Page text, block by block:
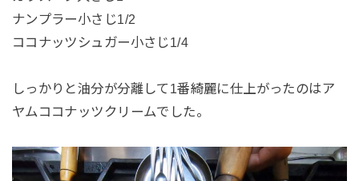
ナンプラー小さじ1/2
ココナッツシュガー小さじ1/4
しっかりと油分が分離して1番綺麗に仕上がったのはア
ヤムココナッツクリームでした。